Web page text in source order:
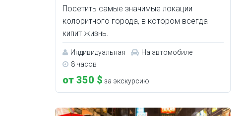
Посетить самые значимые локации
колоритного города, в котором всегда
кипит жизнь.
Индивидуальная
На автомобиле
8 часов
от 350 $ за экскурсию